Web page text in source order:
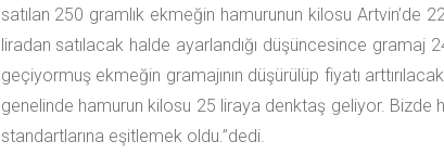
satılan 250 gramlık ekmeğin hamurunun kilosu
liradan satılacak halde ayarlandığı düşüncesince
geçiyormuş ekmeğin gramajının düşürülüp fiyatı
genelinde hamurun kilosu 25 liraya denktaş geliyor. Bizde
standartlarına eşitlemek oldu.”dedi.